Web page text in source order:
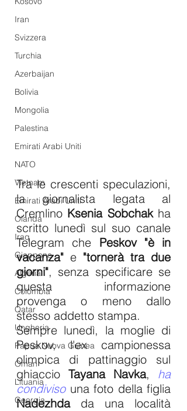
Iran
Svizzera
Turchia
Azerbaijan
Bolivia
Mongolia
Palestina
Emirati Arabi Uniti
NATO
Vietnam
Emirati Arabi Uniti
Olanda
Iraq
Giappone
Algeria
Colombia
Qatar
Ungheria
Papua Nuova Guinea
Oman
Lituania
Georgia
Tra le crescenti speculazioni,
la giornalista legata al
Cremlino Ksenia Sobchak ha
scritto lunedì sul suo canale
Telegram che Peskov "è in
vacanza" e "tornerà tra due
giorni", senza specificare se
questa informazione
provenga o meno dallo
stesso addetto stampa.
Sempre lunedì, la moglie di
Peskov, l'ex campionessa
olimpica di pattinaggio sul
ghiaccio Tayana Navka, ha
condiviso
Nadezhda da una località